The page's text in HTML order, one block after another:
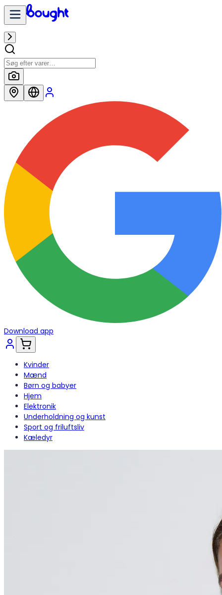
Download app
Kvinder
Mænd
Børn og babyer
Hjem
Elektronik
Underholdning og kunst
Sport og friluftsliv
Kæledyr